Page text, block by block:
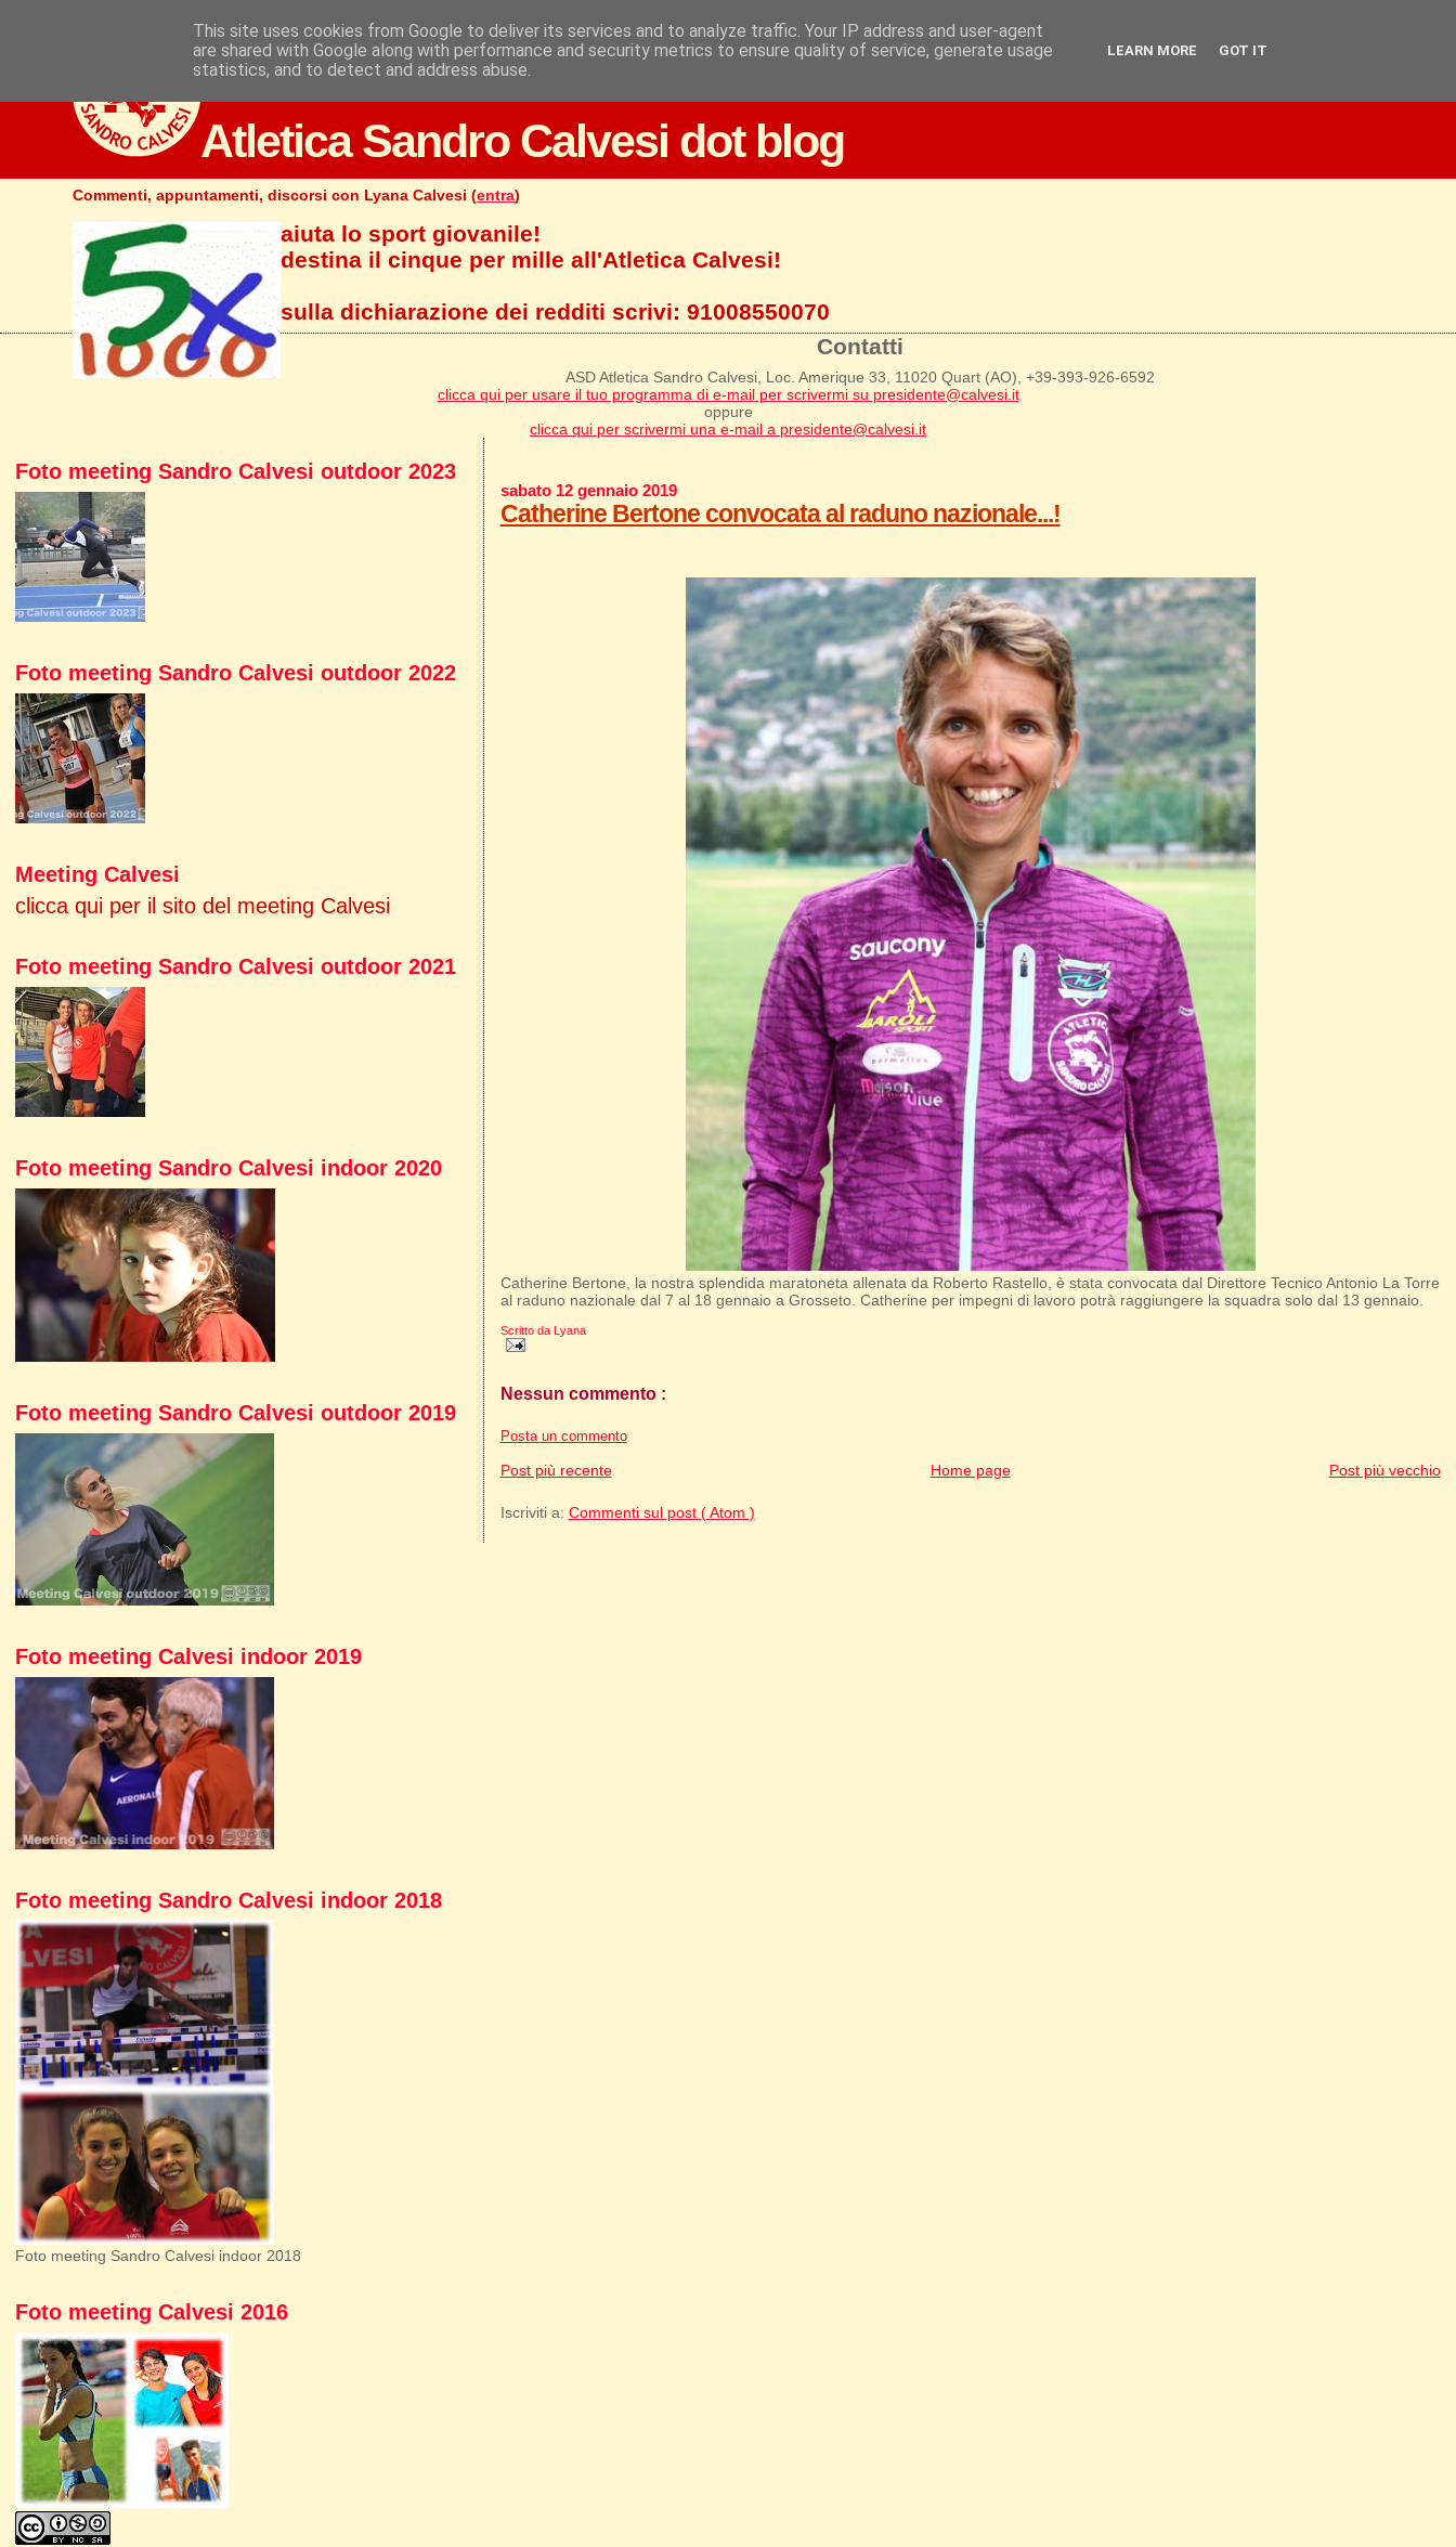
Atletica Sandro Calvesi dot blog
Commenti, appuntamenti, discorsi con Lyana Calvesi (entra)
aiuta lo sport giovanile!
destina il cinque per mille all'Atletica Calvesi!
sulla dichiarazione dei redditi scrivi:91008550070
Contatti
ASD Atletica Sandro Calvesi, Loc. Amerique 33, 11020 Quart (AO), +39-393-926-6592
clicca qui per usare il tuo programma di e-mail per scrivermi su presidente@calvesi.it
oppure
clicca qui per scrivermi una e-mail a presidente@calvesi.it
sabato 12 gennaio 2019
Catherine Bertone convocata al raduno nazionale...!
Catherine Bertone, la nostra splendida maratoneta allenata da Roberto Rastello, è stata convocata dal Direttore Tecnico Antonio La Torre
al raduno nazionale dal 7 al 18 gennaio a Grosseto. Catherine per impegni di lavoro potrà raggiungere la squadra solo dal 13 gennaio.
Scritto da Lyana
Nessun commento :
Posta un commento
Post più recente Post più vecchio
Home page
Iscriviti a: Commenti sul post ( Atom )
Foto meeting Sandro Calvesi outdoor 2023
Foto meeting Sandro Calvesi outdoor 2022
Meeting Calvesi
clicca qui per il sito del meeting Calvesi
Foto meeting Sandro Calvesi outdoor 2021
Foto meeting Sandro Calvesi indoor 2020
Foto meeting Sandro Calvesi outdoor 2019
Foto meeting Calvesi indoor 2019
Foto meeting Sandro Calvesi indoor 2018
Foto meeting Sandro Calvesi indoor 2018
Foto meeting Calvesi 2016
This site uses cookies from Google to deliver its services and to analyze traffic. Your IP address and user-agent
are shared with Google along with performance and security metrics to ensure quality of service, generate usage
statistics, and to detect and address abuse.
LEARN MORE GOT IT